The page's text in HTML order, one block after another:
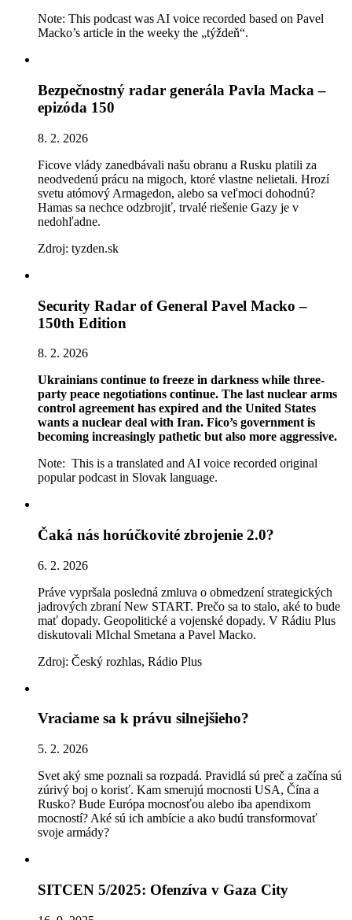
Note: This podcast was AI voice recorded based on Pavel
Macko’s article in the weeky the „týždeň“.
Bezpečnostný radar generála Pavla Macka –
epizóda 150
8. 2. 2026
Ficove vlády zanedbávali našu obranu a Rusku platili za
neodvedenú prácu na migoch, ktoré vlastne nelietali. Hrozí
svetu atómový Armagedon, alebo sa veľmoci dohodnú?
Hamas sa nechce odzbrojiť, trvalé riešenie Gazy je v
nedohľadne.
Zdroj: tyzden.sk
Security Radar of General Pavel Macko –
150th Edition
8. 2. 2026
Ukrainians continue to freeze in darkness while three-
party peace negotiations continue. The last nuclear arms
control agreement has expired and the United States
wants a nuclear deal with Iran. Fico’s government is
becoming increasingly pathetic but also more aggressive.
Note: This is a translated and AI voice recorded original
popular podcast in Slovak language.
Čaká nás horúčkovité zbrojenie 2.0?
6. 2. 2026
Práve vypršala posledná zmluva o obmedzení strategických
jadrových zbraní New START. Prečo sa to stalo, aké to bude
mať dopady. Geopolitické a vojenské dopady. V Rádiu Plus
diskutovali MIchal Smetana a Pavel Macko.
Zdroj: Český rozhlas, Rádio Plus
Vraciame sa k právu silnejšieho?
5. 2. 2026
Svet aký sme poznali sa rozpadá. Pravidlá sú preč a začína sú
zúrivý boj o korisť. Kam smerujú mocnosti USA, Čína a
Rusko? Bude Európa mocnosťou alebo iba apendixom
mocností? Aké sú ich ambície a ako budú transformovať
svoje armády?
SITCEN 5/2025: Ofenzíva v Gaza City